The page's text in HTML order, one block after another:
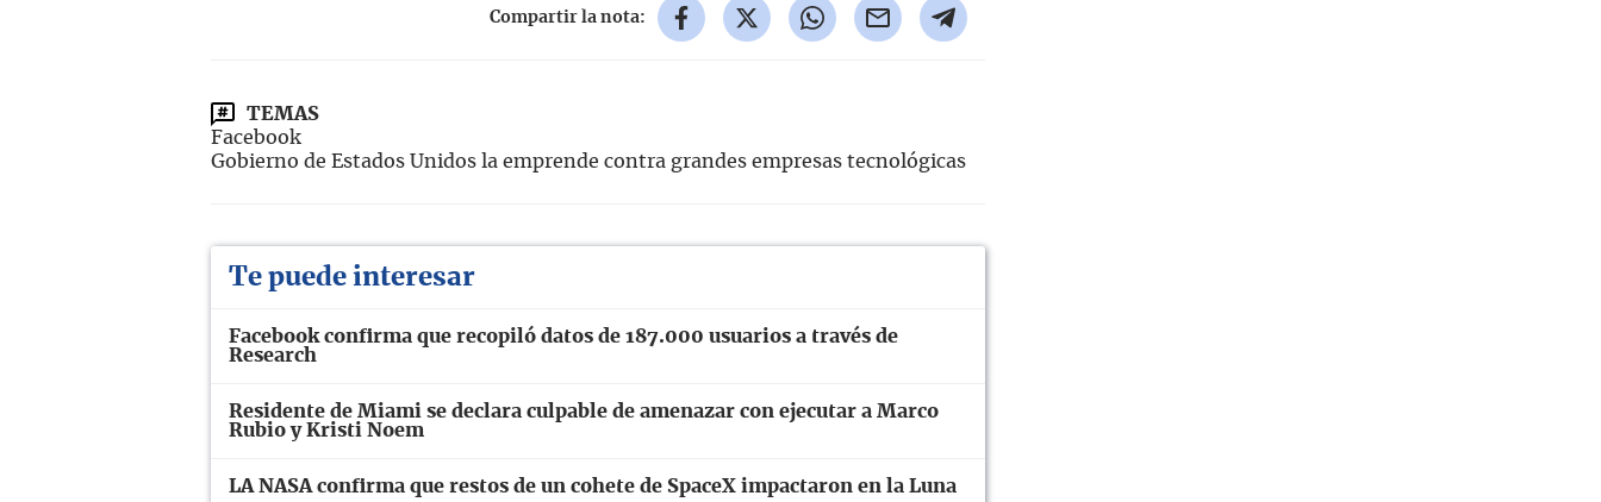
Compartir la nota:
TEMAS
Facebook
Gobierno de Estados Unidos la emprende contra grandes empresas tecnológicas
Te puede interesar
Facebook confirma que recopiló datos de 187.000 usuarios a través de
Research
Residente de Miami se declara culpable de amenazar con ejecutar a Marco
Rubio y Kristi Noem
LA NASA confirma que restos de un cohete de SpaceX impactaron en la Luna